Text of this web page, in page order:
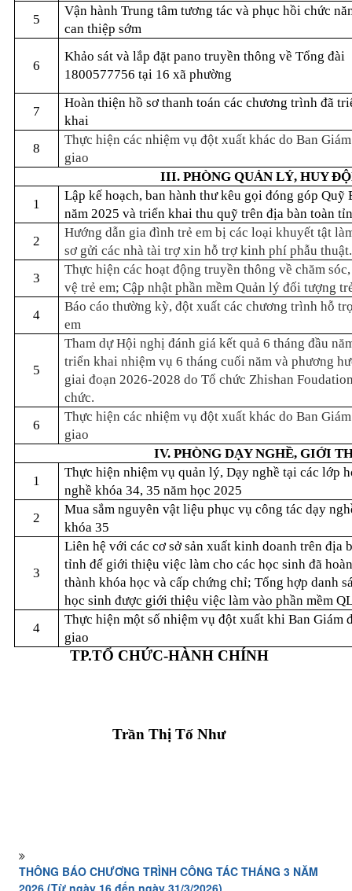
5
Vận hành Trung tâm tương tác và phục hồi chức
can thiệp sớm
6
Khảo sát và lắp đặt pano truyền thông về Tổng đài
1800577756 tại 16 xã phường
7
Hoàn thiện hồ sơ thanh toán các chương trình đã
khai
8
Thực hiện các nhiệm vụ đột xuất khác do Ban
giao
III. PHÒNG QUẢN LÝ, HUY
1
Lập kế hoạch, ban hành thư kêu gọi đóng góp Quỹ
năm 2025 và triển khai thu quỹ trên địa bàn toàn
2
Hướng dẫn gia đình trẻ em bị các loại khuyết tật
sơ gửi các nhà tài trợ xin hỗ trợ kinh phí phẫu thuật.
3
Thực hiện các hoạt động truyền thông về chăm
vệ trẻ em; Cập nhật phần mềm Quản lý đối tượng
4
Báo cáo thường kỳ, đột xuất các chương trình hỗ
em
5
Tham dự Hội nghị đánh giá kết quả 6 tháng đầu
triển khai nhiệm vụ 6 tháng cuối năm và phương
giai đoạn 2026-2028 do Tổ chức Zhishan
chức.
6
Thực hiện các nhiệm vụ đột xuất khác do Ban
giao
IV. PHÒNG DẠY NGHỀ, GIỚI
1
Thực hiện nhiệm vụ quản lý, Dạy nghề tại các lớp
nghề khóa 34, 35 năm học 2025
2
Mua sắm nguyên vật liệu phục vụ công tác dạy
khóa 35
3
Liên hệ với các cơ sở sản xuất kinh doanh trên địa
tỉnh để giới thiệu việc làm cho các học sinh đã hoàn
thành khóa học và cấp chứng chỉ; Tổng hợp danh
học sinh được giới thiệu việc làm vào phần mềm
4
Thực hiện một số nhiệm vụ đột xuất khi Ban Giám
giao
TP.TỔ CHỨC-HÀNH CHÍNH
Trần Thị Tố Như
THÔNG BÁO CHƯƠNG TRÌNH CÔNG TÁC THÁNG 3 NĂM
2026 (Từ ngày 16 đến ngày 31/3/2026)